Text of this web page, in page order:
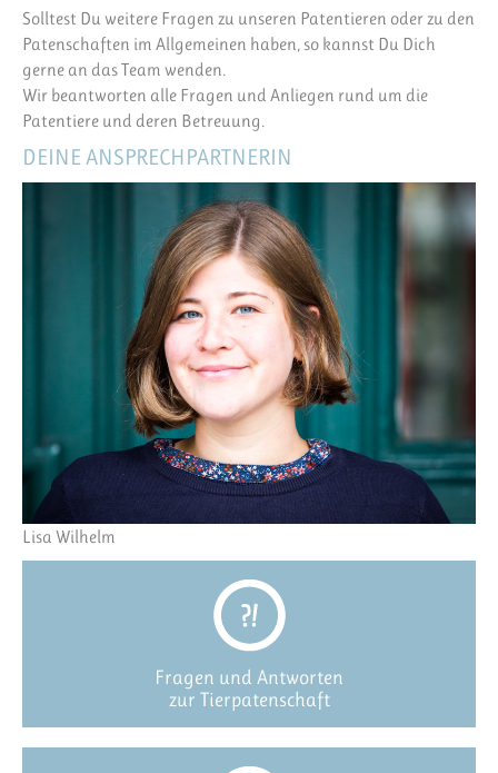
Solltest Du weitere Fragen zu unseren Patentieren oder zu den
Patenschaften im Allgemeinen haben, so kannst Du Dich
gerne an das Team wenden.
Wir beantworten alle Fragen und Anliegen rund um die
Patentiere und deren Betreuung.
DEINE ANSPRECHPARTNERIN
Lisa Wilhelm
Fragen und Antworten
zur Tierpatenschaft